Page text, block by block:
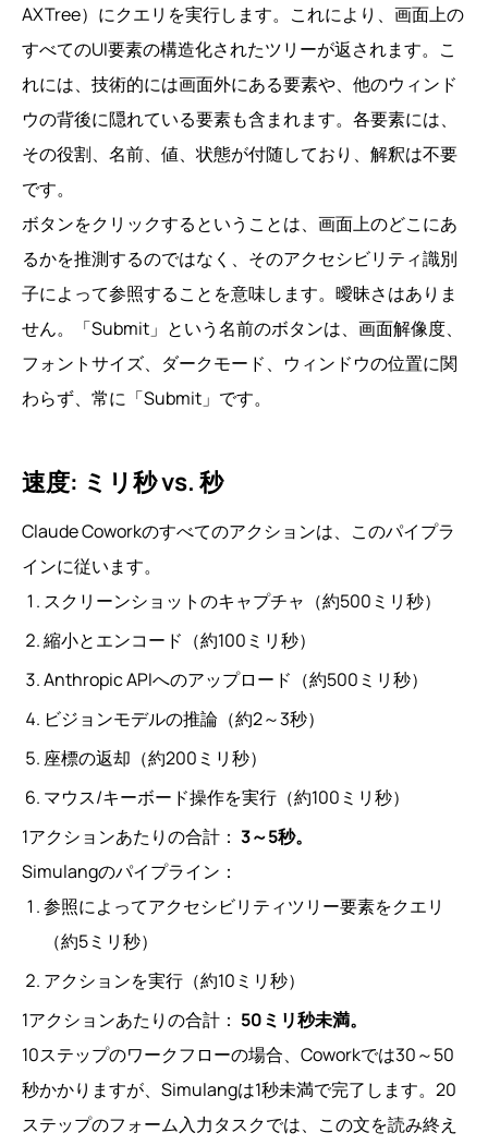
AXTree）にクエリを実行します。これにより、画面上の
すべてのUI要素の構造化されたツリーが返されます。こ
れには、技術的には画面外にある要素や、他のウィンド
ウの背後に隠れている要素も含まれます。各要素には、
その役割、名前、値、状態が付随しており、解釈は不要
です。
ボタンをクリックするということは、画面上のどこにあ
るかを推測するのではなく、そのアクセシビリティ識別
子によって参照することを意味します。曖昧さはありま
せん。「Submit」という名前のボタンは、画面解像度、
フォントサイズ、ダークモード、ウィンドウの位置に関
わらず、常に「Submit」です。
速度: ミリ秒 vs. 秒
Claude Coworkのすべてのアクションは、このパイプラ
インに従います。
スクリーンショットのキャプチャ（約500ミリ秒）
縮小とエンコード（約100ミリ秒）
Anthropic APIへのアップロード（約500ミリ秒）
ビジョンモデルの推論（約2～3秒）
座標の返却（約200ミリ秒）
マウス/キーボード操作を実行（約100ミリ秒）
1アクションあたりの合計： 3～5秒。
Simulangのパイプライン：
参照によってアクセシビリティツリー要素をクエリ
（約5ミリ秒）
アクションを実行（約10ミリ秒）
1アクションあたりの合計： 50ミリ秒未満。
10ステップのワークフローの場合、Coworkでは30～50
秒かかりますが、Simulangは1秒未満で完了します。20
ステップのフォーム入力タスクでは、この文を読み終え